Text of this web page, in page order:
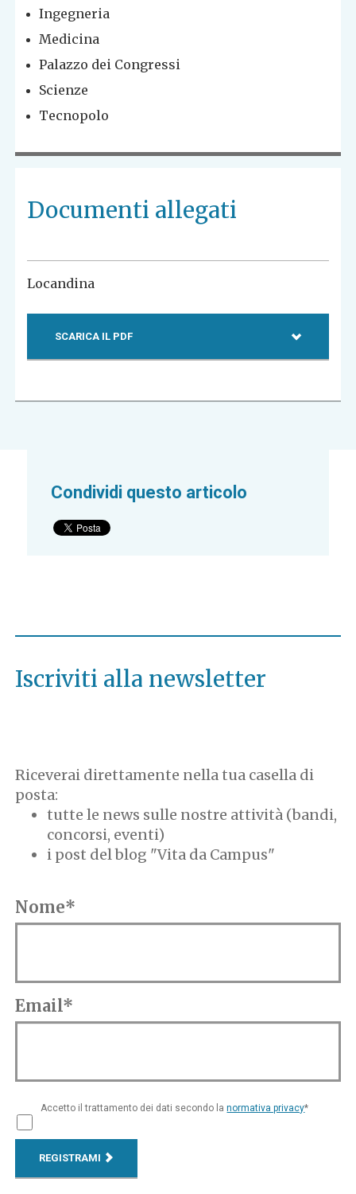
Ingegneria
Medicina
Palazzo dei Congressi
Scienze
Tecnopolo
Documenti allegati
Locandina
SCARICA IL PDF
Condividi questo articolo
Iscriviti alla newsletter
Riceverai direttamente nella tua casella di
posta:
tutte le news sulle nostre attività (bandi,
concorsi, eventi)
i post del blog "Vita da Campus"
Nome*
Email*
Accetto il trattamento dei dati secondo lanormativa privacy*
REGISTRAMI